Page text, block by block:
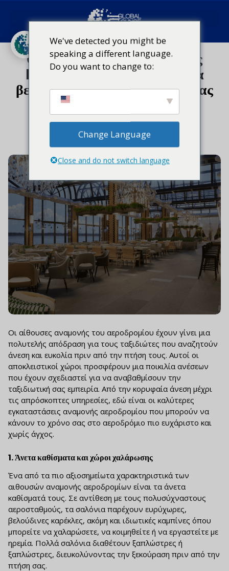
Οι καλύτερες εγκαταστάσεις
Lounge αεροδρομίου για να
βελτιώσετε την ταξιδιωτική σας
Δεκέμβριος 6, 2024
Οι αίθουσες αναμονής του αεροδρομίου έχουν γίνει μια
πολυτελής απόδραση για τους ταξιδιώτες που αναζητούν
άνεση και ευκολία πριν από την πτήση τους. Αυτοί οι
αποκλειστικοί χώροι προσφέρουν μια ποικιλία ανέσεων
που έχουν σχεδιαστεί για να αναβαθμίσουν την
ταξιδιωτική σας εμπειρία. Από την κορυφαία άνεση μέχρι
τις απρόσκοπτες υπηρεσίες, εδώ είναι οι καλύτερες
εγκαταστάσεις αναμονής αεροδρομίου που μπορούν να
κάνουν το χρόνο σας στο αεροδρόμιο πιο ευχάριστο και
χωρίς άγχος.
1.Άνετα καθίσματα και χώροι χαλάρωσης
Ένα από τα πιο αξιοσημείωτα χαρακτηριστικά των
αιθουσών αναμονής αεροδρομίων είναι τα άνετα
καθίσματά τους. Σε αντίθεση με τους πολυσύχναστους
αεροσταθμούς, τα σαλόνια παρέχουν ευρύχωρες,
βελούδινες καρέκλες, ακόμη και ιδιωτικές καμπίνες όπου
μπορείτε να χαλαρώσετε, να κοιμηθείτε ή να εργαστείτε με
ηρεμία. Πολλά σαλόνια διαθέτουν ξαπλώστρες ή
ξαπλώστρες, διευκολύνοντας την ξεκούραση πριν από την
πτήση σας.
We've detected you might be
speaking a different language.
Do you want to change to:
Change Language
Close and do not switch language